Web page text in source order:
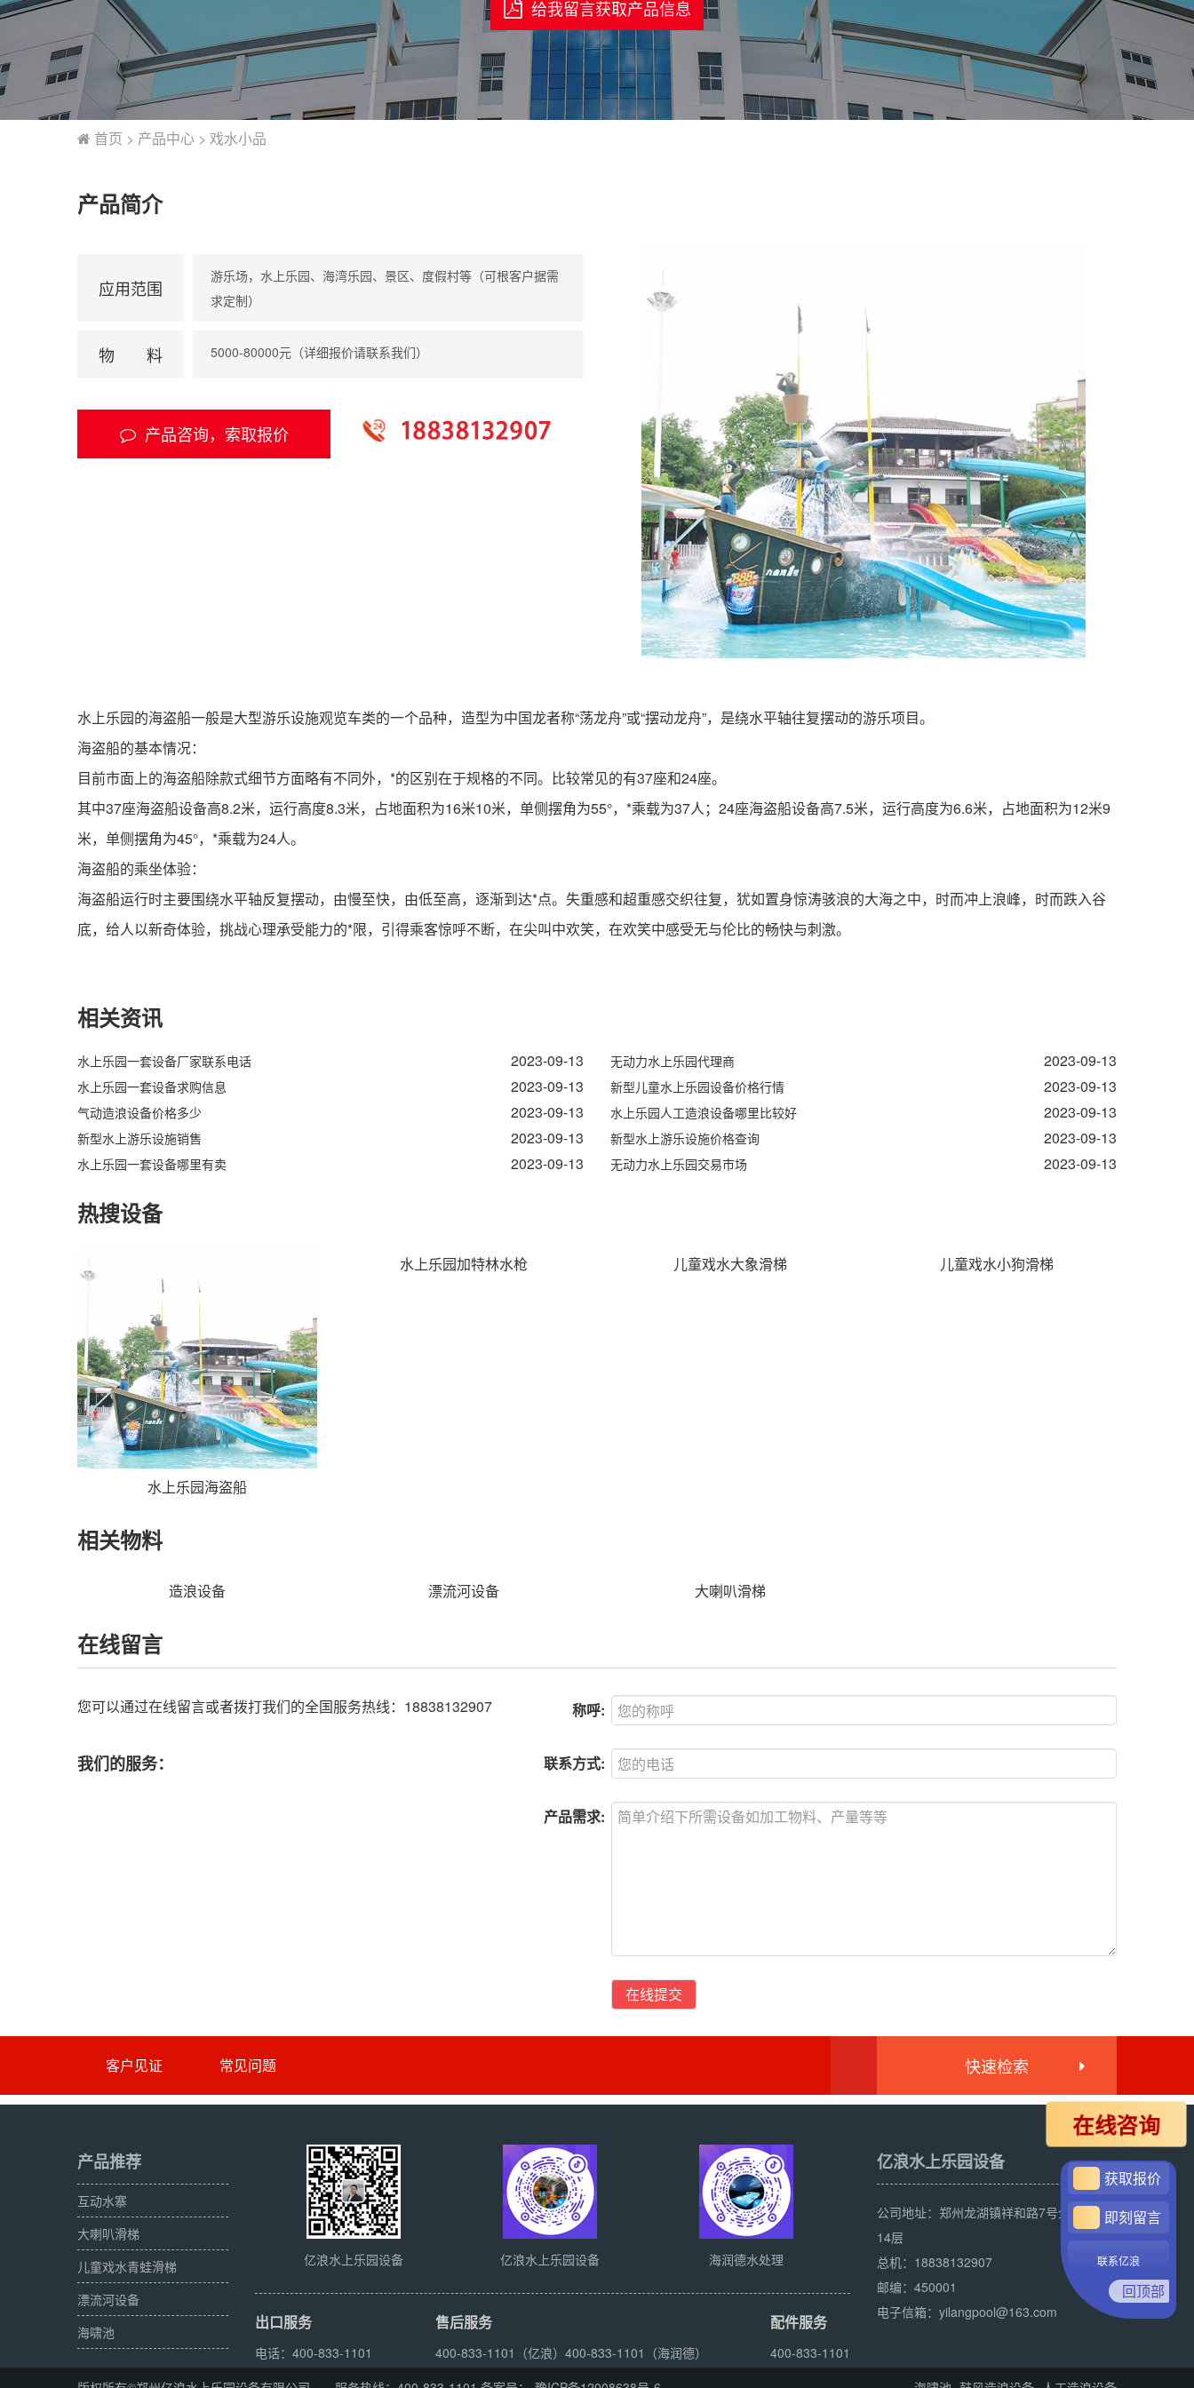
给我留言获取产品信息
首页 > 产品中心 > 戏水小品
产品简介
应用范围
游乐场，水上乐园、海湾乐园、景区、度假村等（可根客户据需
求定制）
物 料 5000-80000元（详细报价请联系我们）
产品咨询，索取报价
水上乐园的海盗船一般是大型游乐设施观览车类的一个品种，造型为中国龙者称“荡龙舟”或“摆动龙舟”，是绕水平轴往复摆动的游乐项目。
海盗船的基本情况：
目前市面上的海盗船除款式细节方面略有不同外，*的区别在于规格的不同。比较常见的有37座和24座。
其中37座海盗船设备高8.2米，运行高度8.3米，占地面积为16米10米，单侧摆角为55°，*乘载为37人；24座海盗船设备高7.5米，运行高度为6.6米，占地面积为12米9
米，单侧摆角为45°，*乘载为24人。
海盗船的乘坐体验：
海盗船运行时主要围绕水平轴反复摆动，由慢至快，由低至高，逐渐到达*点。失重感和超重感交织往复，犹如置身惊涛骇浪的大海之中，时而冲上浪峰，时而跌入谷
底，给人以新奇体验，挑战心理承受能力的*限，引得乘客惊呼不断，在尖叫中欢笑，在欢笑中感受无与伦比的畅快与刺激。
相关资讯
2023-09-13
水上乐园一套设备厂家联系电话 2023-09-13
无动力水上乐园代理商
2023-09-13
水上乐园一套设备求购信息 2023-09-13
新型儿童水上乐园设备价格行情
2023-09-13
气动造浪设备价格多少 2023-09-13
水上乐园人工造浪设备哪里比较好
2023-09-13
新型水上游乐设施销售 2023-09-13
新型水上游乐设施价格查询
2023-09-13
水上乐园一套设备哪里有卖 2023-09-13
无动力水上乐园交易市场
热搜设备
水上乐园海盗船
儿童戏水大象滑梯 儿童戏水小狗滑梯
相关物料
造浪设备 漂流河设备 大喇叭滑梯
在线留言
您可以通过在线留言或者拨打我们的全国服务热线：18838132907
我们的服务：
称呼:
联系方式:
产品需求:
在线提交
客户见证 常见问题 快速检索
产品推荐
互动水寨
大喇叭滑梯
儿童戏水青蛙滑梯
漂流河设备
海啸池
亿浪水上乐园设备 亿浪水上乐园设备 海润德水处理
出口服务
电话：400-833-1101
售后服务
400-833-1101（亿浪） 400-833-1101（海润德）
配件服务
400-833-1101
亿浪水上乐园设备
公司地址：郑州龙湖镇祥和路7号企业总部
14层
总机：18838132907
邮编：450001
电子信箱：yilangpool@163.com
在线咨询
获取报价
即刻留言
联系亿浪
回顶部